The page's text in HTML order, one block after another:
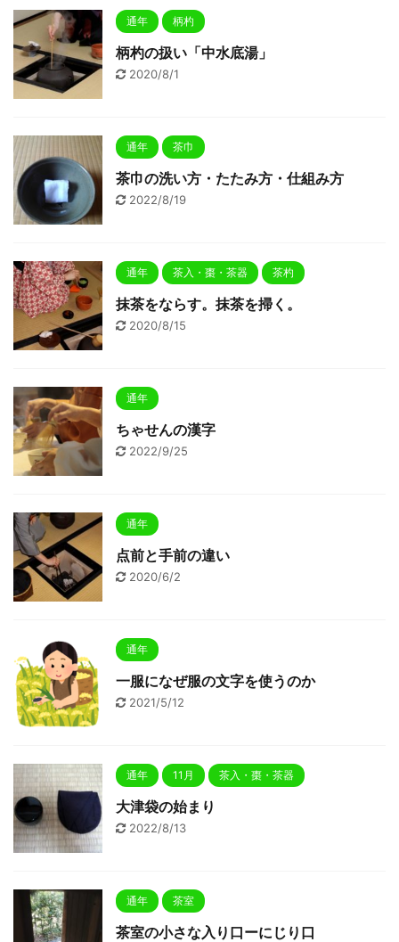
通年 柄杓
柄杓の扱い「中水底湯」
2020/8/1
通年 茶巾
茶巾の洗い方・たたみ方・仕組み方
2022/8/19
通年 茶入・棗・茶器 茶杓
抹茶をならす。抹茶を掃く。
2020/8/15
通年
ちゃせんの漢字
2022/9/25
通年
点前と手前の違い
2020/6/2
通年
一服になぜ服の文字を使うのか
2021/5/12
通年 11月 茶入・棗・茶器
大津袋の始まり
2022/8/13
通年 茶室
茶室の小さな入り口ーにじり口